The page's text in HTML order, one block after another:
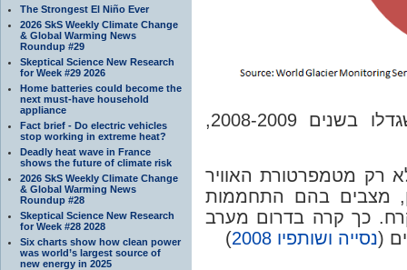
The Strongest El Niño Ever
2026 SkS Weekly Climate Change
& Global Warming News
Roundup #29
Skeptical Science New Research
for Week #29 2026
Home batteries could become the
next must-have household
appliance
Fact brief - Do electric vehicles
stop working in extreme heat?
Deadly heat wave in France
shows the future of climate risk
2026 SkS Weekly Climate Change
& Global Warming News
Roundup #28
Skeptical Science New Research
for Week #28 2028
Six charts show how clean power
was world’s largest source of
new energy in 2025
תמונה 2: אחוז הקרחונים שהתכווצו ושגדלו בשנים 2008-2009,
רק מטמפרטורת האוויר
מצבים בהם התחממות
כך קרה בדרום מערב
(נסייה ושותפיו 2008 )